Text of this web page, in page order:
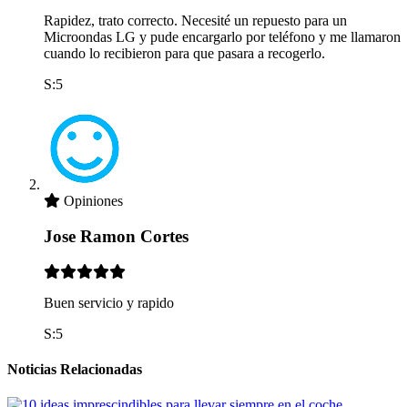
Rapidez, trato correcto. Necesité un repuesto para un
Microondas LG y pude encargarlo por teléfono y me llamaron
cuando lo recibieron para que pasara a recogerlo.
S:5
Opiniones
Jose Ramon Cortes
Buen servicio y rapido
S:5
Noticias Relacionadas